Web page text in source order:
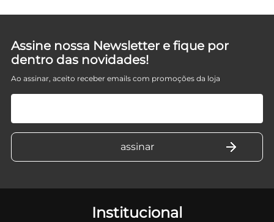
Assine nossa Newsletter e fique por
dentro das novidades!
Ao assinar, aceito receber emails com promoções da loja
Institucional